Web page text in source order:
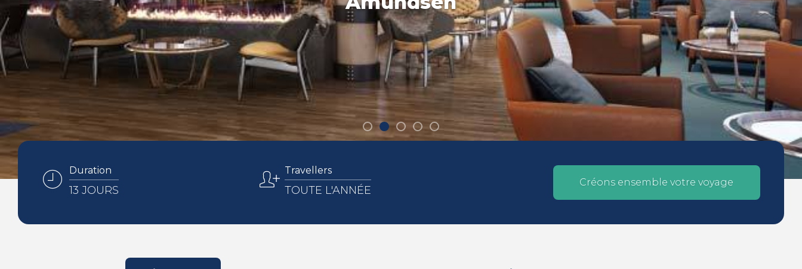
Duration
13 JOURS
Travellers
TOUTE L'ANNÉE
Créons ensemble votre voyage